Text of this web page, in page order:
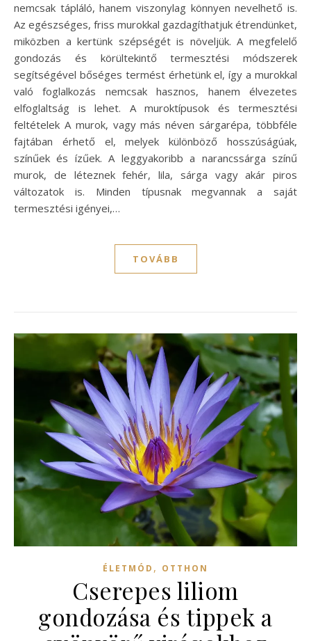
nemcsak tápláló, hanem viszonylag könnyen nevelhető is.
Az egészséges, friss murokkal gazdagíthatjuk étrendünket,
miközben a kertünk szépségét is növeljük. A megfelelő
gondozás és körültekintő termesztési módszerek
segítségével bőséges termést érhetünk el, így a murokkal
való foglalkozás nemcsak hasznos, hanem élvezetes
elfoglaltság is lehet. A muroktípusok és termesztési
feltételek A murok, vagy más néven sárgarépa, többféle
fajtában érhető el, melyek különböző hosszúságúak,
színűek és ízűek. A leggyakoribb a narancssárga színű
murok, de léteznek fehér, lila, sárga vagy akár piros
változatok is. Minden típusnak megvannak a saját
termesztési igényei,…
TOVÁBB
ÉLETMÓD , OTTHON
Cserepes liliom
gondozása és tippek a